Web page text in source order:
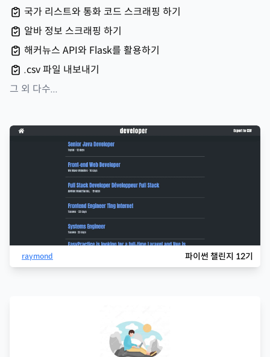
국가 리스트와 통화 코드 스크래핑 하기
알바 정보 스크래핑 하기
해커뉴스 API와 Flask를 활용하기
.csv 파일 내보내기
그 외 다수...
raymond 파이썬 챌린지 12기